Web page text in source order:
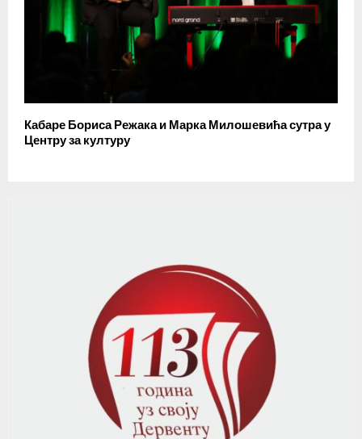
Кабаре Бориса Режака и Марка Милошевића сутра у
Центру за културу